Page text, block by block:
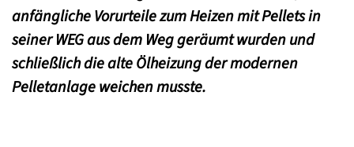
anfängliche Vorurteile zum Heizen mit Pellets in
seiner WEG aus dem Weg geräumt wurden und
schließlich die alte Ölheizung der modernen
Pelletanlage weichen musste.